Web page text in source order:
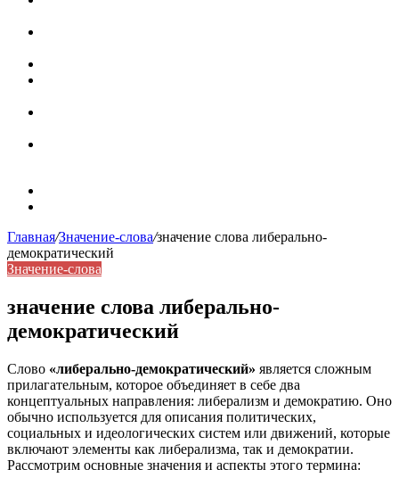
Главная/Значение-слова/значение слова либерально-
демократический
Значение-слова
значение слова либерально-
демократический
Слово «либерально-демократический» является сложным
прилагательным, которое объединяет в себе два
концептуальных направления: либерализм и демократию. Оно
обычно используется для описания политических,
социальных и идеологических систем или движений, которые
включают элементы как либерализма, так и демократии.
Рассмотрим основные значения и аспекты этого термина: